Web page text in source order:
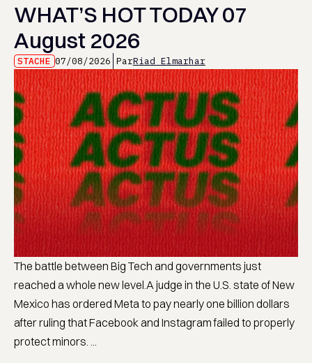
WHAT’S HOT TODAY 07
August 2026
STACHE 07/08/2026 ParRiad Elmarhar
The battle between Big Tech and governments just
reached a whole new level.A judge in the U.S. state of New
Mexico has ordered Meta to pay nearly one billion dollars
after ruling that Facebook and Instagram failed to properly
protect minors. ...